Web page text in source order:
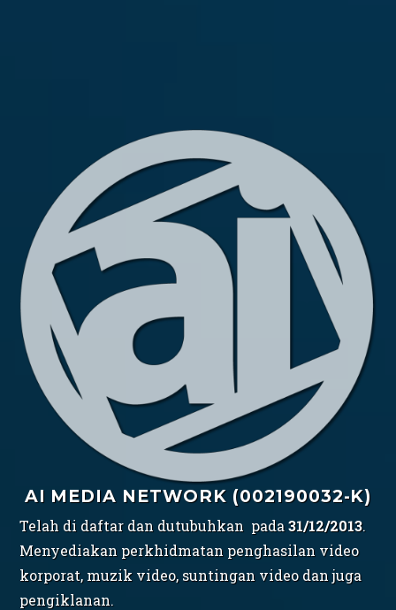
AI MEDIA NETWORK (002190032-K)
Telah di daftar dan dutubuhkan pada31/12/2013.
Menyediakan perkhidmatan penghasilan video
korporat, muzik video, suntingan video dan juga
pengiklanan.